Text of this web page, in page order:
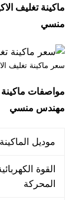
ماكينة تغليف
منسي
سعر ماكينة تغليف
مواصفات
مهندس منسي
موديل الماكينة
القوة
المحركة